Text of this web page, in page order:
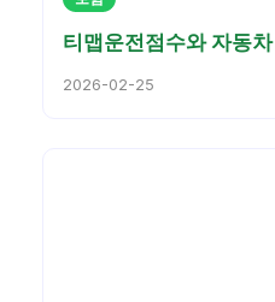
티맵운전점수와 자동
2026-02-25